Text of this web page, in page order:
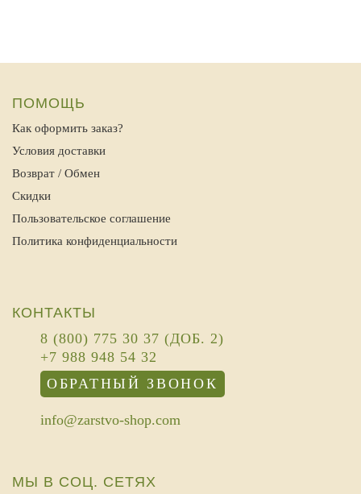
ПОМОЩЬ
Как оформить заказ?
Условия доставки
Возврат / Обмен
Скидки
Пользовательское соглашение
Политика конфиденциальности
КОНТАКТЫ
8 (800) 775 30 37 (ДОБ. 2)
+7 988 948 54 32
ОБРАТНЫЙ ЗВОНОК
info@zarstvo-shop.com
МЫ В СОЦ. СЕТЯХ